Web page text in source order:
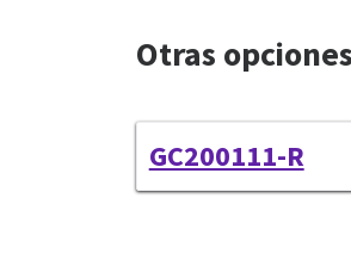
Otras
GC200111-R